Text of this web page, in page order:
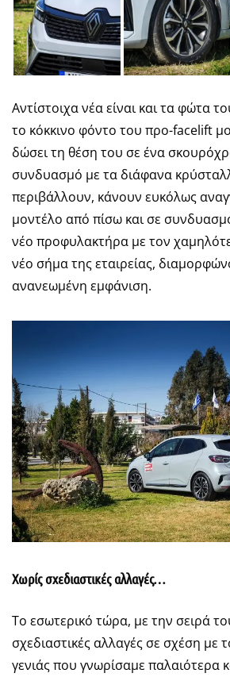
Αντίστοιχα νέα είναι και τα φώτα
το κόκκινο φόντο του προ-facelift
δώσει τη θέση του σε ένα
συνδυασμό με τα διάφανα
περιβάλλουν, κάνουν ευκόλως
μοντέλο από πίσω και σε
νέο προφυλακτήρα με τον
νέο σήμα της εταιρείας,
ανανεωμένη εμφάνιση.
Χωρίς σχεδιαστικές αλλαγές…
Το εσωτερικό τώρα, με την σειρά
σχεδιαστικές αλλαγές σε σχέση με
γενιάς που γνωρίσαμε παλαιότερα